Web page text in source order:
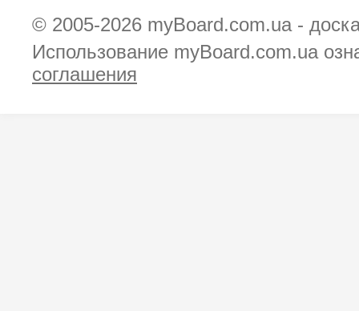
© 2005-2026 myBoard.com.ua -
Использование myBoard.com.ua
соглашения